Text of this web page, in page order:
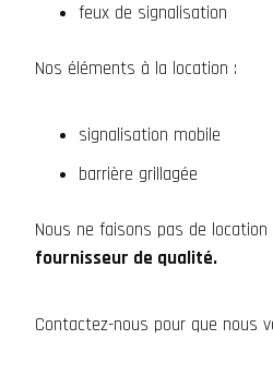
feux de signalisation
Nos éléments à la location :
signalisation mobile
barrière grillagée
Nous ne faisons pas de
fournisseur de qualité.
Contactez-nous pour que nous